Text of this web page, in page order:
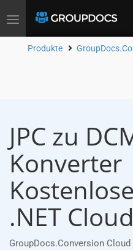
Toggle
Produkte
JPC zu
Konverter
.NET
GroupDocs.Conversion